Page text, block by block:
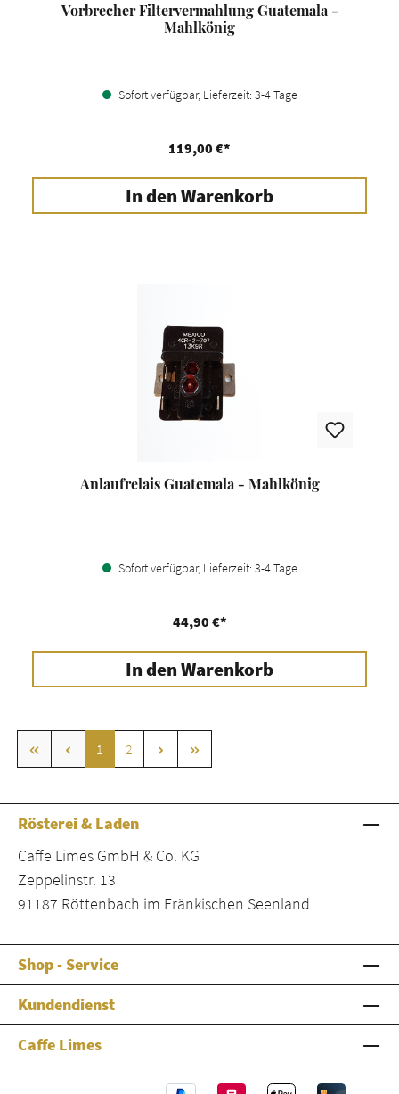
Vorbrecher Filtervermahlung Guatemala -
Mahlkönig
Sofort verfügbar, Lieferzeit: 3-4 Tage
119,00 €*
In den Warenkorb
Anlaufrelais Guatemala - Mahlkönig
Sofort verfügbar, Lieferzeit: 3-4 Tage
44,90 €*
In den Warenkorb
Seite
1 Seite
2
Rösterei & Laden
Caffe Limes GmbH & Co. KG
Zeppelinstr. 13
91187 Röttenbach im Fränkischen Seenland
Shop - Service
Kundendienst
Caffe Limes